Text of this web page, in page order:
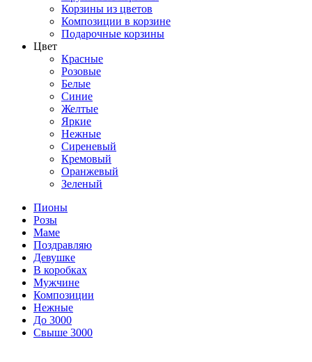
Корзины из цветов
Композиции в корзине
Подарочные корзины
Цвет
Красные
Розовые
Белые
Синие
Желтые
Яркие
Нежные
Сиреневый
Кремовый
Оранжевый
Зеленый
Пионы
Розы
Маме
Поздравляю
Девушке
В коробках
Мужчине
Композиции
Нежные
До 3000
Свыше 3000